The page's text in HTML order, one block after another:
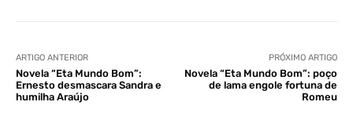
ARTIGO ANTERIOR
Novela “Eta Mundo Bom”:
Ernesto desmascara Sandra e
humilha Araújo
PRÓXIMO ARTIGO
Novela “Eta Mundo Bom”: poço
de lama engole fortuna de
Romeu